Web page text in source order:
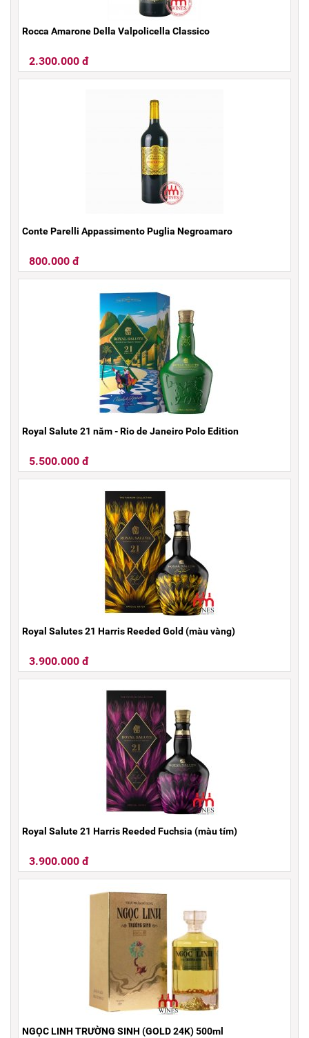
Rocca Amarone Della Valpolicella Classico
2.300.000 đ
Conte Parelli Appassimento Puglia Negroamaro
800.000 đ
Royal Salute 21 năm - Rio de Janeiro Polo Edition
5.500.000 đ
Royal Salutes 21 Harris Reeded Gold (màu vàng)
3.900.000 đ
Royal Salute 21 Harris Reeded Fuchsia (màu tím)
3.900.000 đ
NGỌC LINH TRƯỜNG SINH (GOLD 24K) 500ml